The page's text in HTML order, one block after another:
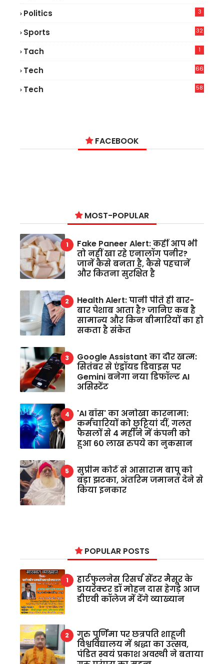
Politics 3
Sports 32
Tach 1
Tech
66
Tech
58
FACEBOOK
MOST-POPULAR
Fake Paneer Alert: कहीं आप भी
तो नहीं खा रहे एनालॉग पनीर?
जानें कैसे बनता है, कैसे पहचानें
और कितना सुरक्षित है
Health Alert: पानी पीते ही बार-
बार पेशाब आता है? जानिए कब है
सामान्य और किन बीमारियों का हो
सकता है संकेत
Google Assistant का दौर खत्म:
सितंबर से एंड्रॉयड डिवाइस पर
Gemini बनेगा नया डिफॉल्ट AI
असिस्टेंट
'AI बॉस' का अनोखा कारनामा:
कर्मचारियों को छुट्टियां दीं, गलत
फैसलों से 4 महीने में कंपनी को
हुआ 60 लाख रुपये का नुकसान
सुप्रीम कोर्ट से आसाराम बापू को
बड़ा झटका, अंतरिम जमानत देने से
किया इनकार
POPULAR POSTS
हार्टफुलनेस रिसर्च सेंटर मैसूर के
डायरेक्टर डॉ मोहन दास हेगड़े आज
डीएवी कॉलेज में देंगे व्याख्यान
गुरु पूर्णिमा पर छत्रपति शाहूजी
विश्वविद्यालय में श्रद्धा का उत्सव,
पंडित स्वयं प्रकाश अवस्थी ने बताया